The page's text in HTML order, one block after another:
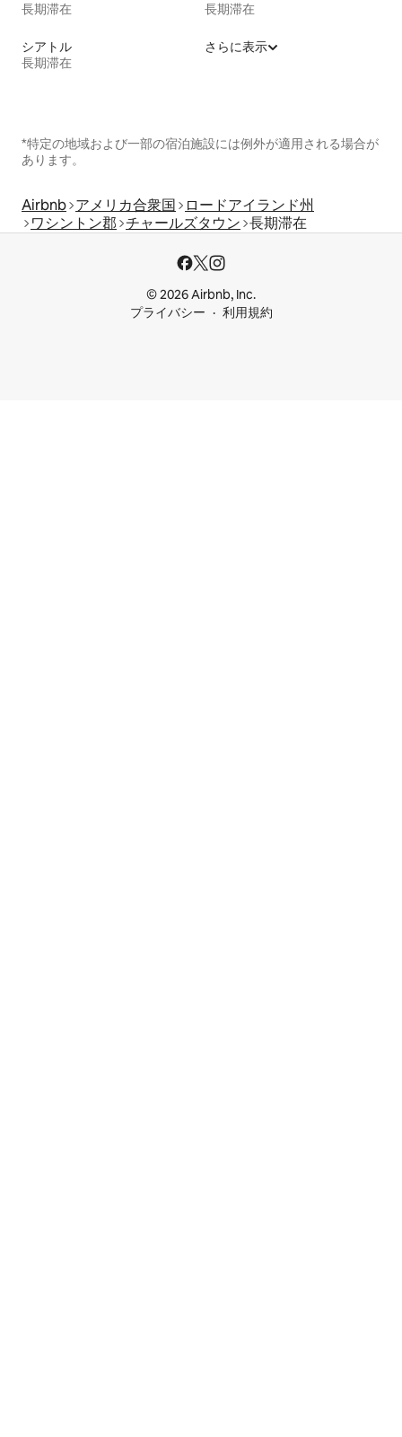
長期滞在
長期滞在
シアトル
長期滞在
さらに表示
*特定の地域および一部の宿泊施設には例外が適用される場合が
あります。
Airbnb アメリカ合衆国
ロードアイランド州
ワシントン郡 チャールズタウン 長期滞在
© 2026 Airbnb, Inc.
プライバシー
利用規約